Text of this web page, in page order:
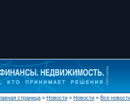
страница » Новости » Новости » Все